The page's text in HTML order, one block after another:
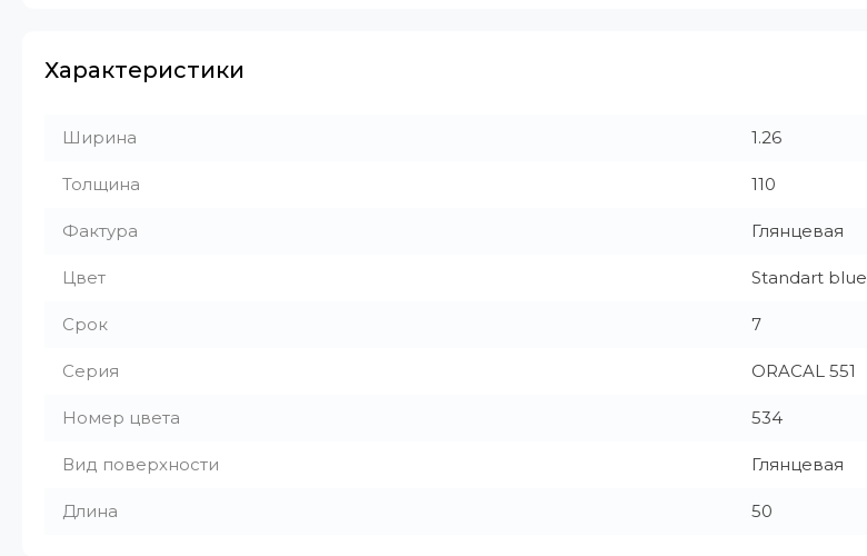
Характеристики
Ширина 1.26
Толщина 110
Фактура Глянцевая
Цвет Standart blue
Срок 7
Серия ORACAL 551
Номер цвета 534
Вид поверхности Глянцевая
Длина 50